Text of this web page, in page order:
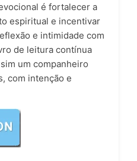
é fortalecer a
espiritual e incentivar
e intimidade com
de leitura contínua
um companheiro
com intenção e